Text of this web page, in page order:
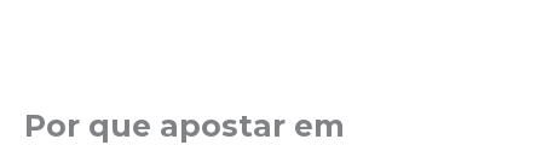
Por que apostar em